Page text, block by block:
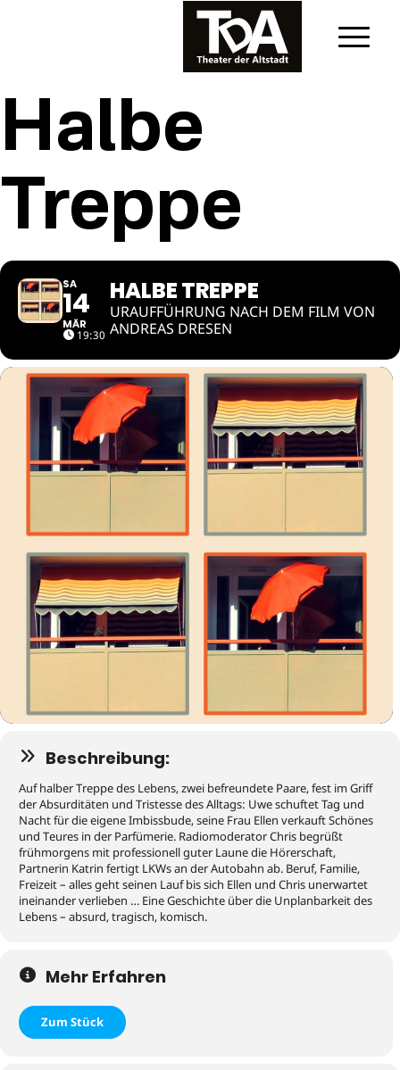
Halbe
Treppe
SA
14
MÄR
19:30
HALBE TREPPE
URAUFFÜHRUNG NACH DEM FILM VON
ANDREAS DRESEN
Beschreibung:
Auf halber Treppe des Lebens, zwei befreundete Paare, fest im Griff
der Absurditäten und Tristesse des Alltags: Uwe schuftet Tag und
Nacht für die eigene Imbissbude, seine Frau Ellen verkauft Schönes
und Teures in der Parfümerie. Radiomoderator Chris begrüßt
frühmorgens mit professionell guter Laune die Hörerschaft,
Partnerin Katrin fertigt LKWs an der Autobahn ab. Beruf, Familie,
Freizeit – alles geht seinen Lauf bis sich Ellen und Chris unerwartet
ineinander verlieben … Eine Geschichte über die Unplanbarkeit des
Lebens – absurd, tragisch, komisch.
Mehr Erfahren
Zum Stück